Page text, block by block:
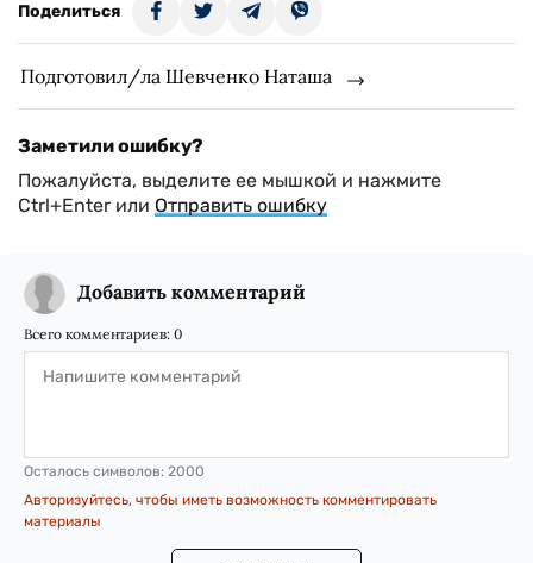
Поделиться
Подготовил/ла Шевченко Наташа
Заметили ошибку?
Пожалуйста, выделите ее мышкой и нажмите
Ctrl+Enter или Отправить ошибку
Добавить комментарий
Всего комментариев: 0
Осталось символов: 2000
Авторизуйтесь, чтобы иметь возможность комментировать
материалы